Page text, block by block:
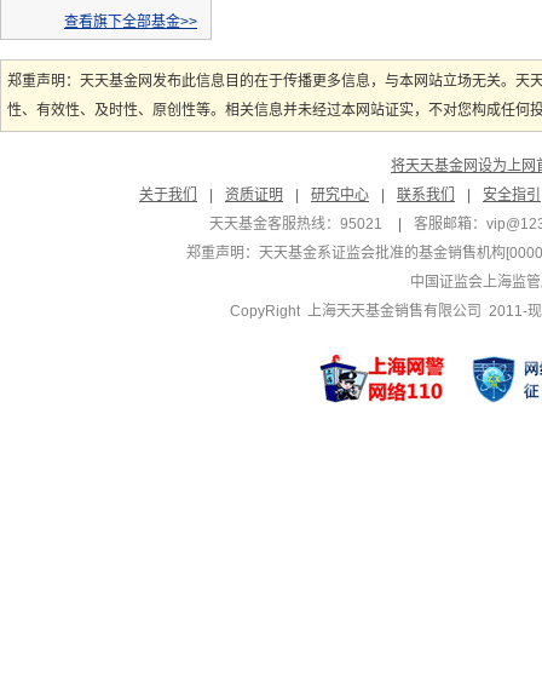
查看旗下全部基金>>
郑重声明：天天基金网发布此信息目的在于传播更多信息，与本网站立场无关。
性、有效性、及时性、原创性等。相关信息并未经过本网站证实，不对您构成任
将天天基金网设为上网
关于我们
资质证明 研究中心 联系我们
安全指引
天天基金客服热线：95021
客服邮箱：
郑重声明： 天天基金系证监会批准的基金销售机构
中国证监会上海监
CopyRight 上海天天基金销售有限公司 2011-